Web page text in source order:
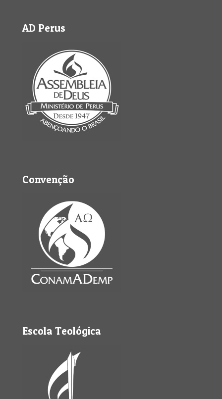
AD Perus
Convenção
Escola Teológica